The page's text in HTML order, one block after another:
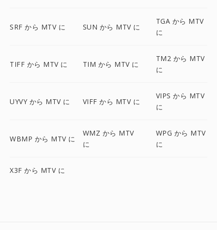
SRF から MTV に SUN から MTV に
TGA から MTV
に
TIFF から MTV に TIM から MTV に
TM2 から MTV
に
UYVY から MTV に VIFF から MTV に
VIPS から MTV
に
WBMP から MTV に
WMZ から MTV
に
WPG から MTV
に
X3F から MTV に